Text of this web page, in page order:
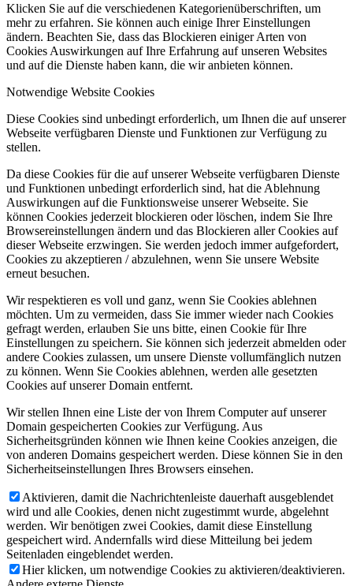
Menü Menü
Klicken Sie auf die verschiedenen Kategorienüberschriften, um
mehr zu erfahren. Sie können auch einige Ihrer Einstellungen
ändern. Beachten Sie, dass das Blockieren einiger Arten von
Cookies Auswirkungen auf Ihre Erfahrung auf unseren Websites
und auf die Dienste haben kann, die wir anbieten können.
Notwendige Website Cookies
Diese Cookies sind unbedingt erforderlich, um Ihnen die auf unserer
Webseite verfügbaren Dienste und Funktionen zur Verfügung zu
stellen.
Da diese Cookies für die auf unserer Webseite verfügbaren Dienste
und Funktionen unbedingt erforderlich sind, hat die Ablehnung
Auswirkungen auf die Funktionsweise unserer Webseite. Sie
können Cookies jederzeit blockieren oder löschen, indem Sie Ihre
Browsereinstellungen ändern und das Blockieren aller Cookies auf
dieser Webseite erzwingen. Sie werden jedoch immer aufgefordert,
Cookies zu akzeptieren / abzulehnen, wenn Sie unsere Website
erneut besuchen.
Wir respektieren es voll und ganz, wenn Sie Cookies ablehnen
möchten. Um zu vermeiden, dass Sie immer wieder nach Cookies
gefragt werden, erlauben Sie uns bitte, einen Cookie für Ihre
Einstellungen zu speichern. Sie können sich jederzeit abmelden oder
andere Cookies zulassen, um unsere Dienste vollumfänglich nutzen
zu können. Wenn Sie Cookies ablehnen, werden alle gesetzten
Cookies auf unserer Domain entfernt.
Wir stellen Ihnen eine Liste der von Ihrem Computer auf unserer
Domain gespeicherten Cookies zur Verfügung. Aus
Sicherheitsgründen können wie Ihnen keine Cookies anzeigen, die
von anderen Domains gespeichert werden. Diese können Sie in den
Sicherheitseinstellungen Ihres Browsers einsehen.
Aktivieren, damit die Nachrichtenleiste dauerhaft ausgeblendet
wird und alle Cookies, denen nicht zugestimmt wurde, abgelehnt
werden. Wir benötigen zwei Cookies, damit diese Einstellung
gespeichert wird. Andernfalls wird diese Mitteilung bei jedem
Seitenladen eingeblendet werden.
Hier klicken, um notwendige Cookies zu aktivieren/deaktivieren.